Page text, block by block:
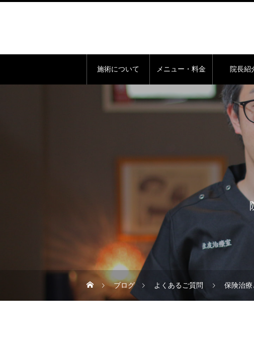
施術について メニュー・料金 院長紹
ブログ よくあるご質問 保険治